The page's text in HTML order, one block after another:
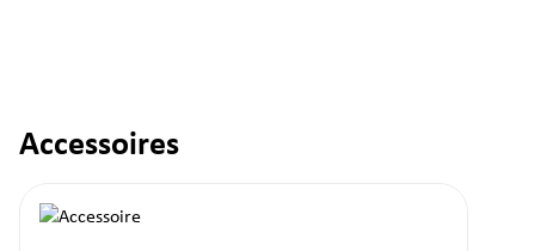
Ignorer la galerie de produits
Accessoires